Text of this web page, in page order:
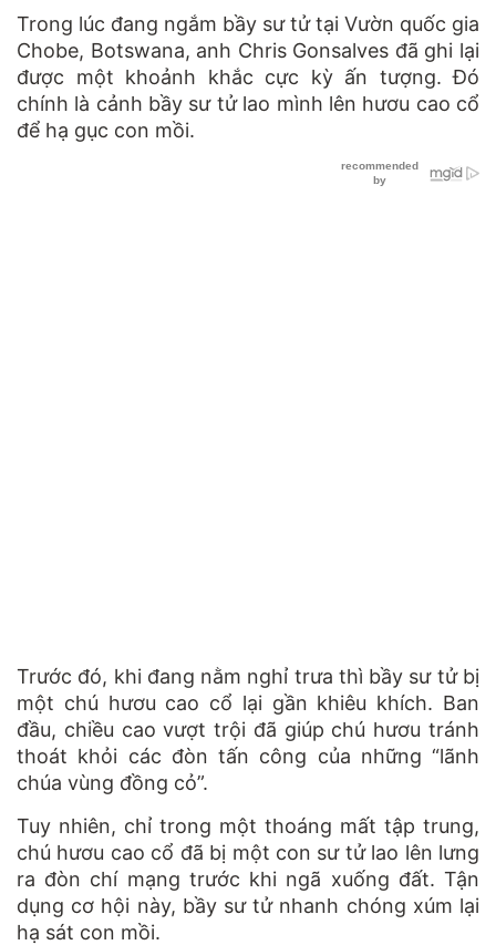
Trong lúc đang ngắm bầy sư tử tại Vườn quốc gia
Chobe, Botswana, anh Chris Gonsalves đã ghi lại
được một khoảnh khắc cực kỳ ấn tượng. Đó
chính là cảnh bầy sư tử lao mình lên hươu cao cổ
để hạ gục con mồi.
Trước đó, khi đang nằm nghỉ trưa thì bầy sư tử bị
một chú hươu cao cổ lại gần khiêu khích. Ban
đầu, chiều cao vượt trội đã giúp chú hươu tránh
thoát khỏi các đòn tấn công của những “lãnh
chúa vùng đồng cỏ”.
Tuy nhiên, chỉ trong một thoáng mất tập trung,
chú hươu cao cổ đã bị một con sư tử lao lên lưng
ra đòn chí mạng trước khi ngã xuống đất. Tận
dụng cơ hội này, bầy sư tử nhanh chóng xúm lại
hạ sát con mồi.